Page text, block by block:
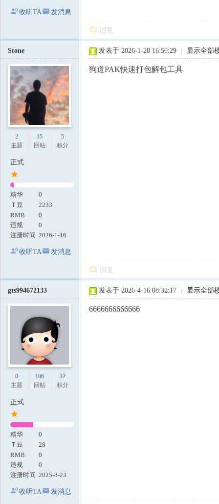
收听TA 发消息
回复
Stone
2
主题
15
回帖
5
积分
正式
精华
0
Ｔ豆
2233
RMB
0
违规
0
注册时间 2026-1-16
收听TA 发消息
发表于 2026-1-28 16:50:29 显示全部
狗道PAK快速打包解包工具
回复
gts994672133
0
主题
106
回帖
32
积分
正式
精华
0
Ｔ豆
28
RMB
0
违规
0
注册时间 2025-8-23
收听TA 发消息
发表于 2026-4-16 08:32:17 显示全部
6666666666666